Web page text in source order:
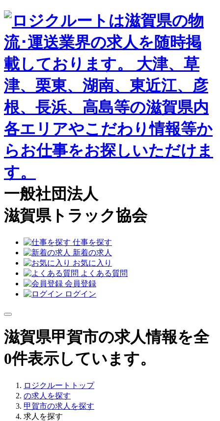
一般社団法人
滋賀県トラック協会
仕事を探す
新着の求人
お気に入り
よくある質問
会員登録
ログイン
滋賀県甲賀市の求人情報を全
0件表示しています。
ロジクルートトップ
の求人を探す
甲賀市の求人を探す
求人を探す